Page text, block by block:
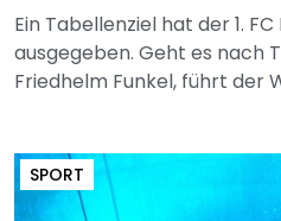
Ein Tabellenziel hat der 1.
ausgegeben. Geht es nach
Friedhelm Funkel, führt der
SPORT